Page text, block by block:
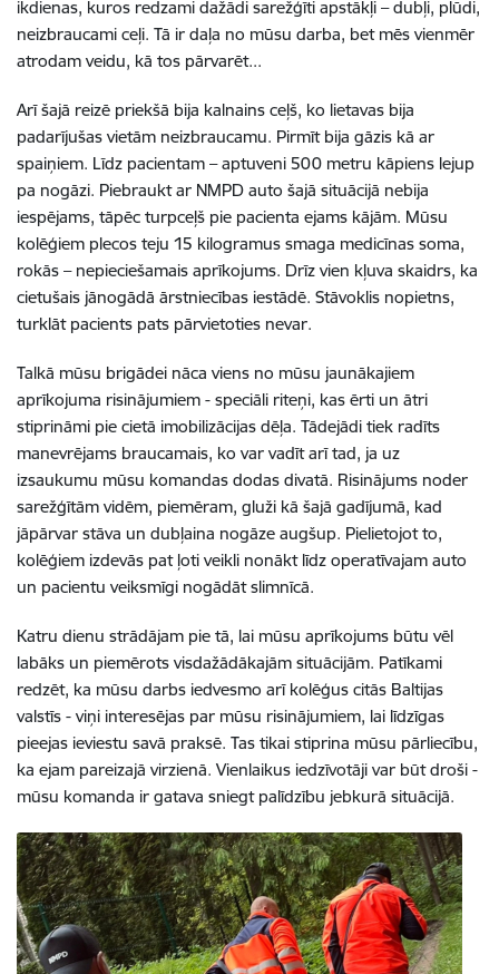
ikdienas, kuros redzami dažādi sarežģīti apstākļi – dubļi, plūdi,
neizbraucami ceļi. Tā ir daļa no mūsu darba, bet mēs vienmēr
atrodam veidu, kā tos pārvarēt...
Arī šajā reizē priekšā bija kalnains ceļš, ko lietavas bija
padarījušas vietām neizbraucamu. Pirmīt bija gāzis kā ar
spaiņiem. Līdz pacientam – aptuveni 500 metru kāpiens lejup
pa nogāzi. Piebraukt ar NMPD auto šajā situācijā nebija
iespējams, tāpēc turpceļš pie pacienta ejams kājām. Mūsu
kolēģiem plecos teju 15 kilogramus smaga medicīnas soma,
rokās – nepieciešamais aprīkojums. Drīz vien kļuva skaidrs, ka
cietušais jānogādā ārstniecības iestādē. Stāvoklis nopietns,
turklāt pacients pats pārvietoties nevar.
Talkā mūsu brigādei nāca viens no mūsu jaunākajiem
aprīkojuma risinājumiem - speciāli riteņi, kas ērti un ātri
stiprināmi pie cietā imobilizācijas dēļa. Tādejādi tiek radīts
manevrējams braucamais, ko var vadīt arī tad, ja uz
izsaukumu mūsu komandas dodas divatā. Risinājums noder
sarežģītām vidēm, piemēram, gluži kā šajā gadījumā, kad
jāpārvar stāva un dubļaina nogāze augšup. Pielietojot to,
kolēģiem izdevās pat ļoti veikli nonākt līdz operatīvajam auto
un pacientu veiksmīgi nogādāt slimnīcā.
Katru dienu strādājam pie tā, lai mūsu aprīkojums būtu vēl
labāks un piemērots visdažādākajām situācijām. Patīkami
redzēt, ka mūsu darbs iedvesmo arī kolēģus citās Baltijas
valstīs - viņi interesējas par mūsu risinājumiem, lai līdzīgas
pieejas ieviestu savā praksē. Tas tikai stiprina mūsu pārliecību,
ka ejam pareizajā virzienā. Vienlaikus iedzīvotāji var būt droši -
mūsu komanda ir gatava sniegt palīdzību jebkurā situācijā.